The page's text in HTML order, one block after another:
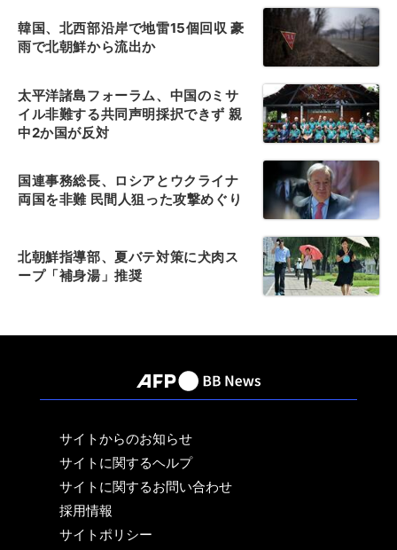
韓国、北西部沿岸で地雷15個回収 豪
雨で北朝鮮から流出か
太平洋諸島フォーラム、中国のミサ
イル非難する共同声明採択できず 親
中2か国が反対
国連事務総長、ロシアとウクライナ
両国を非難 民間人狙った攻撃めぐり
北朝鮮指導部、夏バテ対策に犬肉ス
ープ「補身湯」推奨
サイトからのお知らせ
サイトに関するヘルプ
サイトに関するお問い合わせ
採用情報
サイトポリシー